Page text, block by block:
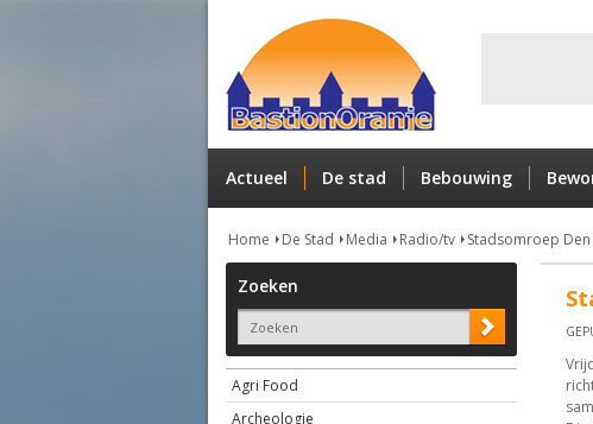
Actueel De stad Bebouwing
Home De Stad Media Radio/tv Stadsomroep
Zoeken
Agri Food
Archeologie